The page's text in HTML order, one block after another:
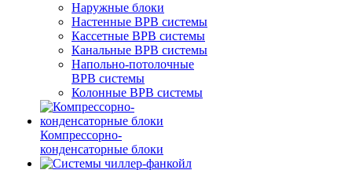
Наружные блоки
Настенные ВРВ системы
Кассетные ВРВ системы
Канальные ВРВ системы
Напольно-потолочные
ВРВ системы
Колонные ВРВ системы
Компрессорно-
конденсаторные блоки